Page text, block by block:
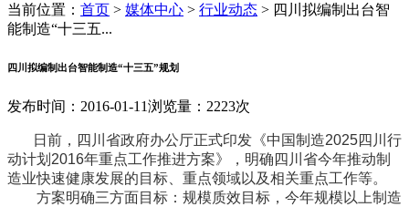
当前位置： 首页 > 媒体中心 > 行业动态 > 四川拟编制出台智
能制造“十三五...
四川拟编制出台智能制造“十三五”规划
发布时间：2016-01-11浏览量：2223次
日前，四川省政府办公厅正式印发《中国制造2025四川行
动计划2016年重点工作推进方案》，明确四川省今年推动制
造业快速健康发展的目标、重点领域以及相关重点工作等。
方案明确三方面目标：规模质效目标，今年规模以上制造